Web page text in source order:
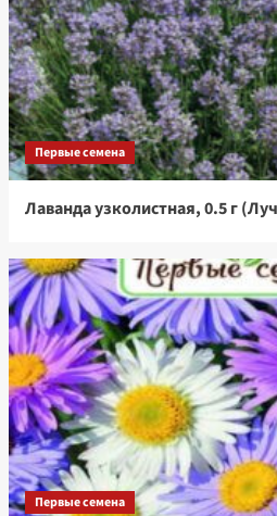
Первые семена
Лаванда узколистная, 0.5 г
Первые семена